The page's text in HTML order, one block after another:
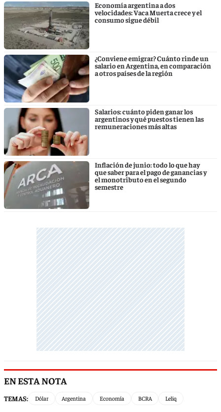
Economía argentina a dos
velocidades: Vaca Muerta crece y el
consumo sigue débil
¿Conviene emigrar? Cuánto rinde un
salario en Argentina, en comparación
a otros países de la región
Salarios: cuánto piden ganar los
argentinos y qué puestos tienen las
remuneraciones más altas
Inflación de junio: todo lo que hay
que saber para el pago de ganancias y
el monotributo en el segundo
semestre
EN ESTA NOTA
TEMAS: Dólar Argentina Economía BCRA Leliq